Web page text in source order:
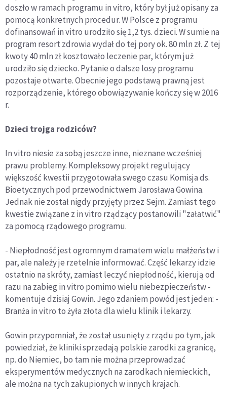
doszło w ramach programu in vitro, który był już opisany za
pomocą konkretnych procedur. W Polsce z programu
dofinansowań in vitro urodziło się 1,2 tys. dzieci. W sumie na
program resort zdrowia wydał do tej pory ok. 80 mln zł. Z tej
kwoty 40 mln zł kosztowało leczenie par, którym już
urodziło się dziecko. Pytanie o dalsze losy programu
pozostaje otwarte. Obecnie jego podstawą prawną jest
rozporządzenie, którego obowiązywanie kończy się w 2016
r.
Dzieci trojga rodziców?
In vitro niesie za sobą jeszcze inne, nieznane wcześniej
prawu problemy. Kompleksowy projekt regulujący
większość kwestii przygotowała swego czasu Komisja ds.
Bioetycznych pod przewodnictwem Jarosława Gowina.
Jednak nie został nigdy przyjęty przez Sejm. Zamiast tego
kwestie związane z in vitro rządzący postanowili "załatwić"
za pomocą rządowego programu.
- Niepłodność jest ogromnym dramatem wielu małżeństw i
par, ale należy je rzetelnie informować. Część lekarzy idzie
ostatnio na skróty, zamiast leczyć niepłodność, kierują od
razu na zabieg in vitro pomimo wielu niebezpieczeństw -
komentuje dzisiaj Gowin. Jego zdaniem powód jest jeden: -
Branża in vitro to żyła złota dla wielu klinik i lekarzy.
Gowin przypomniał, że został usunięty z rządu po tym, jak
powiedział, że kliniki sprzedają polskie zarodki za granicę,
np. do Niemiec, bo tam nie można przeprowadzać
eksperymentów medycznych na zarodkach niemieckich,
ale można na tych zakupionych w innych krajach.